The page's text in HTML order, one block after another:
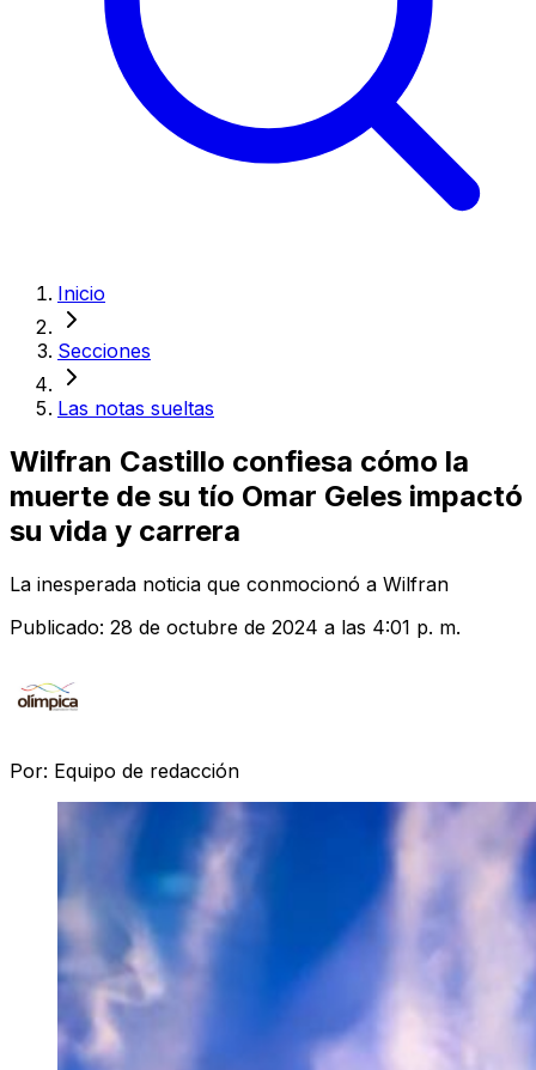
Inicio
Secciones
Las notas sueltas
Wilfran Castillo confiesa cómo la
muerte de su tío Omar Geles impactó
su vida y carrera
La inesperada noticia que conmocionó a Wilfran
Publicado: 28 de octubre de 2024 a las 4:01 p. m.
Por: Equipo de redacción